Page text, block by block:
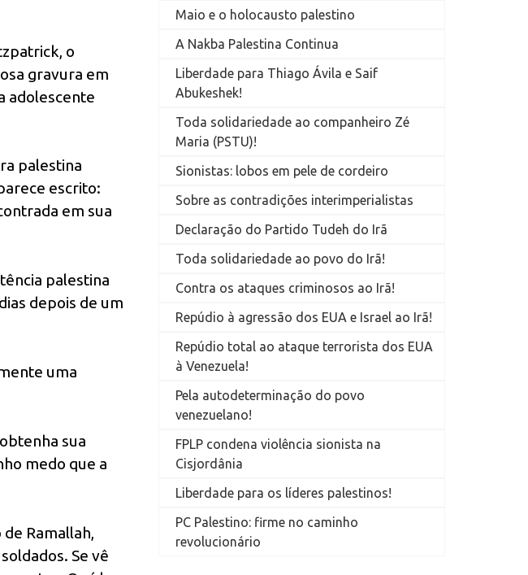
o
gravura em
adolescente
palestina
escrito:
em sua
palestina
depois de um
uma
sua
medo que a
Ramallah,
Se vê
Maio e o holocausto palestino
A Nakba Palestina Continua
Liberdade para Thiago Ávila e Saif
Abukeshek!
Toda solidariedade ao companheiro Zé
Maria (PSTU)!
Sionistas: lobos em pele de cordeiro
Sobre as contradições interimperialistas
Declaração do Partido Tudeh do Irã
Toda solidariedade ao povo do Irã!
Contra os ataques criminosos ao Irã!
Repúdio à agressão dos EUA e Israel ao Irã!
Repúdio total ao ataque terrorista dos EUA
à Venezuela!
Pela autodeterminação do povo
venezuelano!
FPLP condena violência sionista na
Cisjordânia
Liberdade para os líderes palestinos!
PC Palestino: firme no caminho
revolucionário